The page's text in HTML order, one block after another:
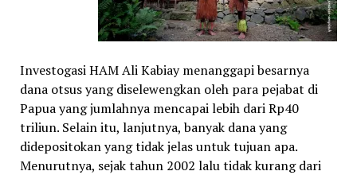
Investogasi HAM Ali Kabiay menanggapi besarnya
dana otsus yang diselewengkan oleh para pejabat di
Papua yang jumlahnya mencapai lebih dari Rp40
triliun. Selain itu, lanjutnya, banyak dana yang
didepositokan yang tidak jelas untuk tujuan apa.
Menurutnya, sejak tahun 2002 lalu tidak kurang dari